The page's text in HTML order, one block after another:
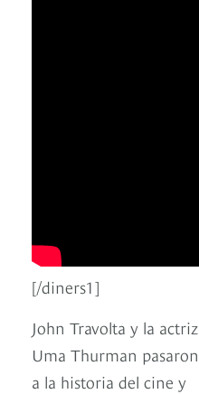
[/diners1]
John Travolta y la actriz
Uma Thurman pasaron
a la historia del cine y